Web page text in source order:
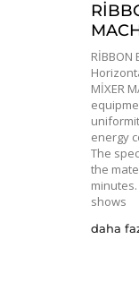
RİBBON
MİXER
energy
The
the
shows
daha